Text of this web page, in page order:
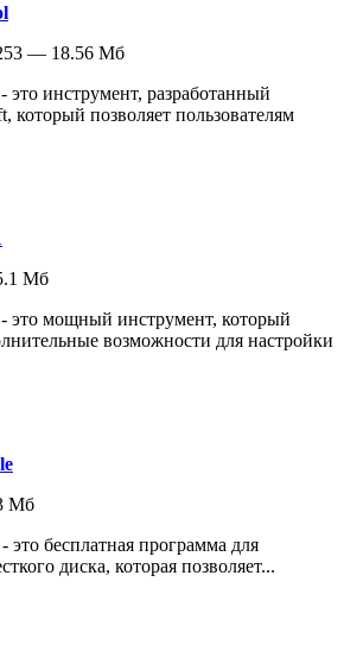
— 18.56 Мб
это инструмент, разработанный
который позволяет пользователям
Мб
это мощный инструмент, который
возможности для настройки
Мб
это бесплатная программа для
диска, которая позволяет...